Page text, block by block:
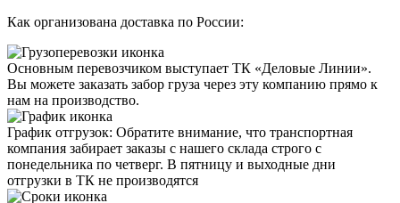
Как организована доставка по России:
Основным перевозчиком выступает ТК «Деловые Линии».
Вы можете заказать забор груза через эту компанию прямо к
нам на производство.
График отгрузок: Обратите внимание, что транспортная
компания забирает заказы с нашего склада строго с
понедельника по четверг. В пятницу и выходные дни
отгрузки в ТК не производятся